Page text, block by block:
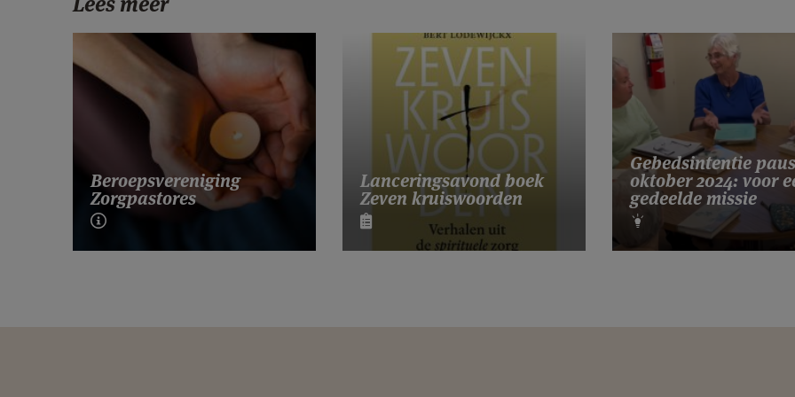
Beroepsvereniging
Zorgpastores
Lanceringsavond boek
Zeven kruiswoorden
Gebedsintentie paus
oktober 2024: voor
gedeelde missie